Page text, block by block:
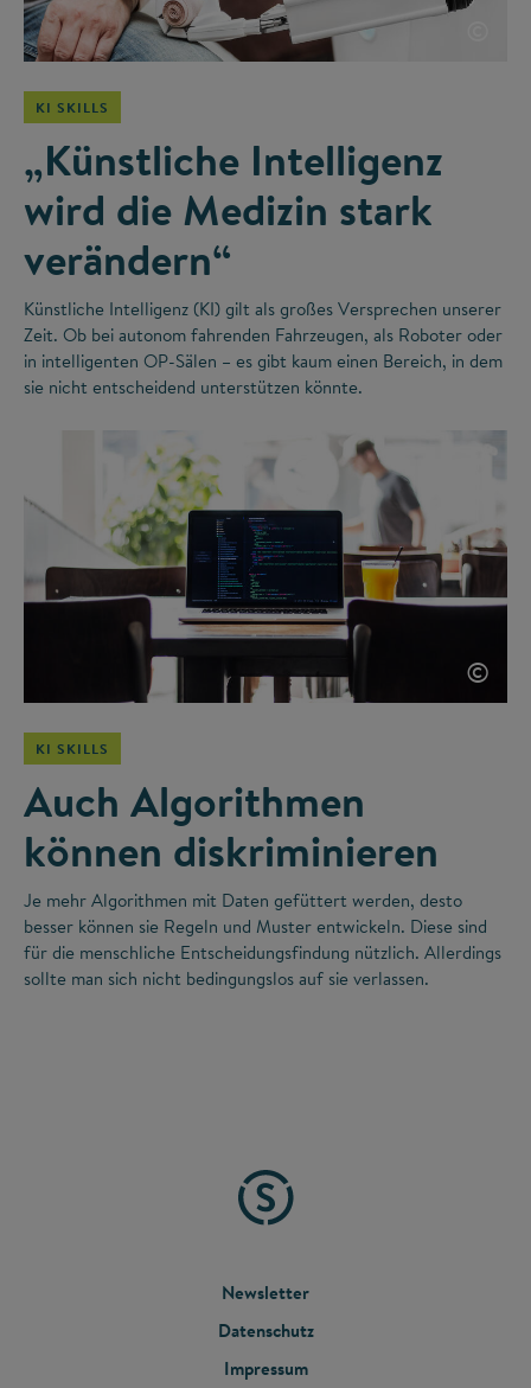
KI SKILLS
„Künstliche Intelligenz
wird die Medizin stark
verändern“
Künstliche Intelligenz (KI) gilt als großes Versprechen unserer
Zeit. Ob bei autonom fahrenden Fahrzeugen, als Roboter oder
in intelligenten OP-Sälen – es gibt kaum einen Bereich, in dem
sie nicht entscheidend unterstützen könnte.
©
KI SKILLS
Auch Algorithmen
können diskriminieren
Je mehr Algorithmen mit Daten gefüttert werden, desto
besser können sie Regeln und Muster entwickeln. Diese sind
für die menschliche Entscheidungsfindung nützlich. Allerdings
sollte man sich nicht bedingungslos auf sie verlassen.
FOOTER
MENU
Newsletter
Datenschutz
Impressum